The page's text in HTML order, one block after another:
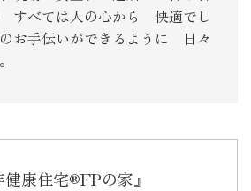
すべては人の心から 快適でし
お手伝いができるように 日々
健康住宅®FPの家』